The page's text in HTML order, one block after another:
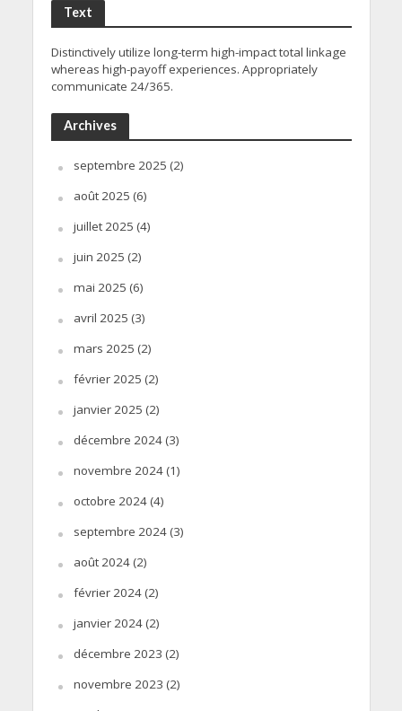
Text
Distinctively utilize long-term high-impact total linkage
whereas high-payoff experiences. Appropriately
communicate 24/365.
Archives
septembre 2025 (2)
août 2025 (6)
juillet 2025 (4)
juin 2025 (2)
mai 2025 (6)
avril 2025 (3)
mars 2025 (2)
février 2025 (2)
janvier 2025 (2)
décembre 2024(3)
novembre 2024(1)
octobre 2024(4)
septembre 2024(3)
août 2024(2)
février 2024(2)
janvier 2024(2)
décembre 2023 (2)
novembre 2023 (2)